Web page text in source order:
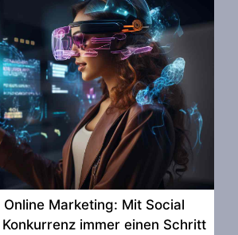
Marketing: Mit Social
immer einen Schritt